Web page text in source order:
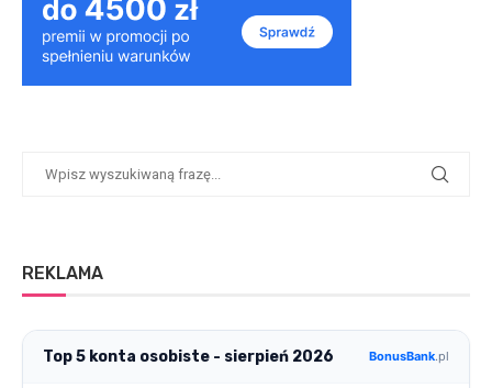
REKLAMA
Top 5 konta osobiste - sierpień 2026 BonusBank.pl